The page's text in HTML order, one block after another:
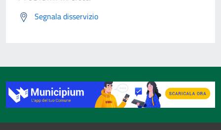
Segnala disservizio